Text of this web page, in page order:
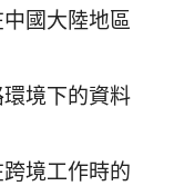
國大陸地區
境下的資料
境工作時的